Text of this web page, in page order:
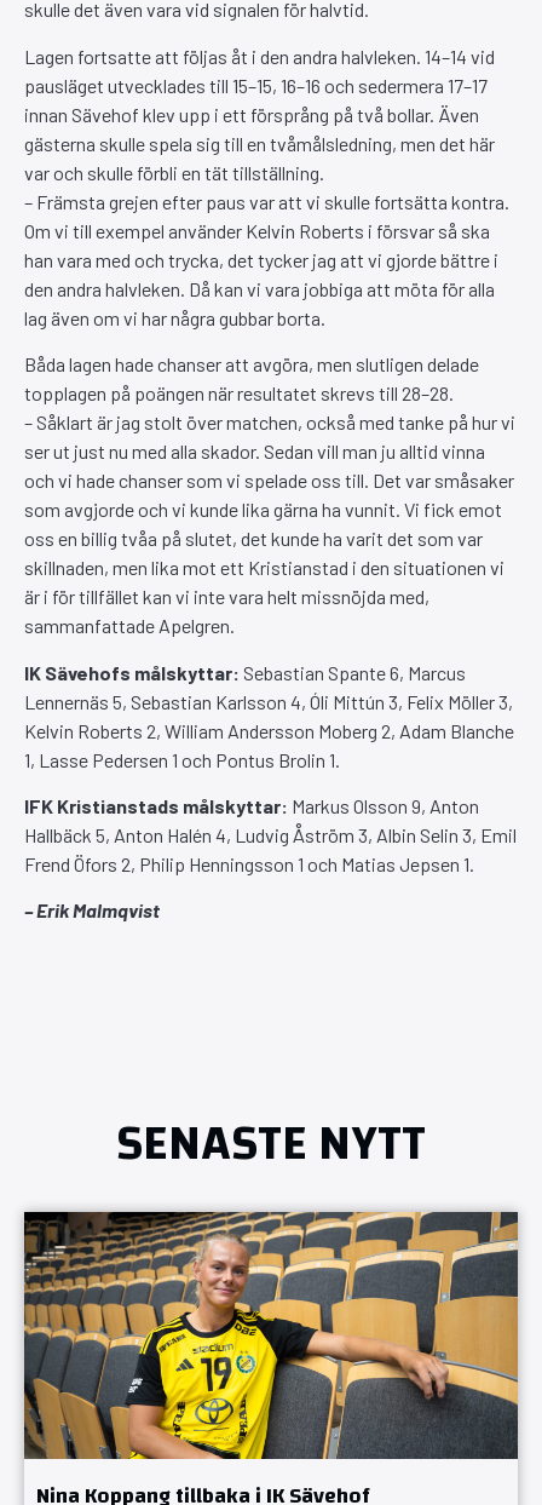
skulle det även vara vid signalen för halvtid.
Lagen fortsatte att följas åt i den andra halvleken. 14–14 vid
pausläget utvecklades till 15–15, 16–16 och sedermera 17–17
innan Sävehof klev upp i ett försprång på två bollar. Även
gästerna skulle spela sig till en tvåmålsledning, men det här
var och skulle förbli en tät tillställning.
– Främsta grejen efter paus var att vi skulle fortsätta kontra.
Om vi till exempel använder Kelvin Roberts i försvar så ska
han vara med och trycka, det tycker jag att vi gjorde bättre i
den andra halvleken. Då kan vi vara jobbiga att möta för alla
lag även om vi har några gubbar borta.
Båda lagen hade chanser att avgöra, men slutligen delade
topplagen på poängen när resultatet skrevs till 28–28.
– Såklart är jag stolt över matchen, också med tanke på hur vi
ser ut just nu med alla skador. Sedan vill man ju alltid vinna
och vi hade chanser som vi spelade oss till. Det var småsaker
som avgjorde och vi kunde lika gärna ha vunnit. Vi fick emot
oss en billig tvåa på slutet, det kunde ha varit det som var
skillnaden, men lika mot ett Kristianstad i den situationen vi
är i för tillfället kan vi inte vara helt missnöjda med,
sammanfattade Apelgren.
IK Sävehofs målskyttar: Sebastian Spante 6, Marcus
Lennernäs 5, Sebastian Karlsson 4, Óli Mittún 3, Felix Möller 3,
Kelvin Roberts 2, William Andersson Moberg 2, Adam Blanche
1, Lasse Pedersen 1 och Pontus Brolin 1.
IFK Kristianstads målskyttar: Markus Olsson 9, Anton
Hallbäck 5, Anton Halén 4, Ludvig Åström 3, Albin Selin 3, Emil
Frend Öfors 2, Philip Henningsson 1 och Matias Jepsen 1.
– Erik Malmqvist
SENASTE NYTT
Nina Koppang tillbaka i IK Sävehof